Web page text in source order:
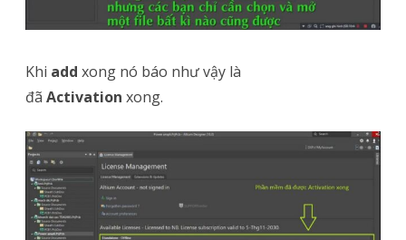
Khi add xong nó báo như vậy là
đã Activation xong.